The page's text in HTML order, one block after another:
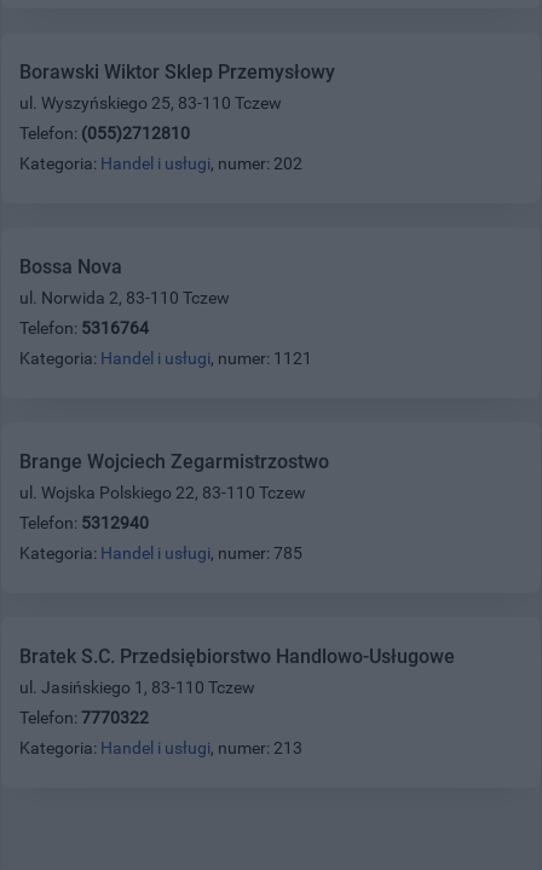
Borawski Wiktor Sklep Przemysłowy
ul. Wyszyńskiego 25, 83-110 Tczew
Telefon: (055)2712810
Kategoria: Handel i usługi, numer: 202
Bossa Nova
ul. Norwida 2, 83-110 Tczew
Telefon: 5316764
Kategoria: Handel i usługi, numer: 1121
Brange Wojciech Zegarmistrzostwo
ul. Wojska Polskiego 22, 83-110 Tczew
Telefon: 5312940
Kategoria: Handel i usługi, numer: 785
Bratek S.C. Przedsiębiorstwo Handlowo-Usługowe
ul. Jasińskiego 1, 83-110 Tczew
Telefon: 7770322
Kategoria: Handel i usługi, numer: 213